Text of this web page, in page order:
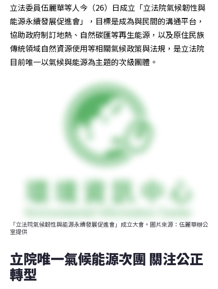
立法委員伍麗華等人今（26）日成立「立法院氣候韌性與
能源永續發展促進會」，目標是成為與民間的溝通平台，
協助政府制訂地熱、自然碳匯等再生能源，以及原住民族
傳統領域自然資源使用等相關氣候政策與法規，是立法院
目前唯一以氣候與能源為主題的次級團體。
「立法院氣候韌性與能源永續發展促進會」成立大會。圖片來源：伍麗華辦公
室提供
立院唯一氣候能源次團 關注公正
轉型